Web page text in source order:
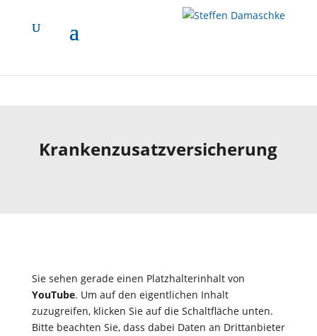
ProvenExpert.com entsperren
ProvenExpert.com immer entsperren
Mehr Informationen
Krankenzusatz­versicherung
Sie sehen gerade einen Platzhalterinhalt von
YouTube. Um auf den eigentlichen Inhalt
zuzugreifen, klicken Sie auf die Schaltfläche unten.
Bitte beachten Sie, dass dabei Daten an Drittanbieter